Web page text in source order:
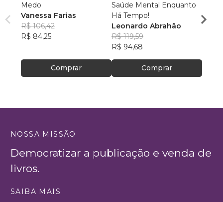
Medo
Vanessa Farias
R$ 106,42
R$ 84,25
Comprar
Saúde Mental Enquanto
Há Tempo!
Leonardo Abrahão
R$ 119,59
R$ 94,68
Comprar
paz!
NOSSA MISSÃO
Democratizar a publicação e venda de
livros.
SAIBA MAIS